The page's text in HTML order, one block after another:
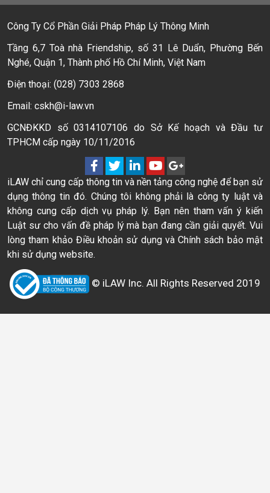
Công Ty Cổ Phần Giải Pháp Pháp Lý Thông Minh
Tầng 6,7 Toà nhà Friendship, số 31 Lê Duẩn, Phường Bến
Nghé, Quận 1, Thành phố Hồ Chí Minh, Việt Nam
Điện thoại: (028) 7303 2868
Email: cskh@i-law.vn
GCNĐKKD số 0314107106 do Sở Kế hoạch và Đầu tư
TPHCM cấp ngày 10/11/2016
iLAW chỉ cung cấp thông tin và nền tảng công nghệ để bạn sử
dụng thông tin đó. Chúng tôi không phải là công ty luật và
không cung cấp dịch vụ pháp lý. Bạn nên tham vấn ý kiến
Luật sư cho vấn đề pháp lý mà bạn đang cần giải quyết. Vui
lòng tham khảo Điều khoản sử dụng và Chính sách bảo mật
khi sử dụng website.
© iLAW Inc. All Rights Reserved 2019